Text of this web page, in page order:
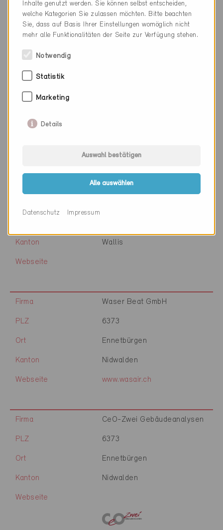
Kanton Bern
Webseite www.laeng.ch
Kanton
David Vergères Sàrl
Kanton Wallis
Webseite
Firma Waser Beat GmbH
PLZ 6373
Ort Ennetbürgen
Kanton Nidwalden
Webseite www.wasair.ch
Firma CeO-Zwei Gebäudeanalysen
PLZ 6373
Ort Ennetbürgen
Kanton Nidwalden
Webseite
Inhalte genutzt werden. Sie können selbst entscheiden,
welche Kategorien Sie zulassen möchten. Bitte beachten
Sie, dass auf Basis Ihrer Einstellungen womöglich nicht
mehr alle Funktionalitäten der Seite zur Verfügung stehen.
Notwendig
Statistik
Marketing
Details
Auswahl bestätigen
Alle auswählen
Datenschutz Impressum